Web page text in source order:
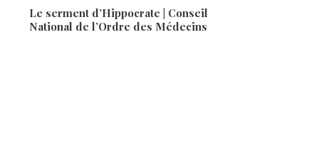
Le serment d’Hippocrate | Conseil
National de l’Ordre des Médecins